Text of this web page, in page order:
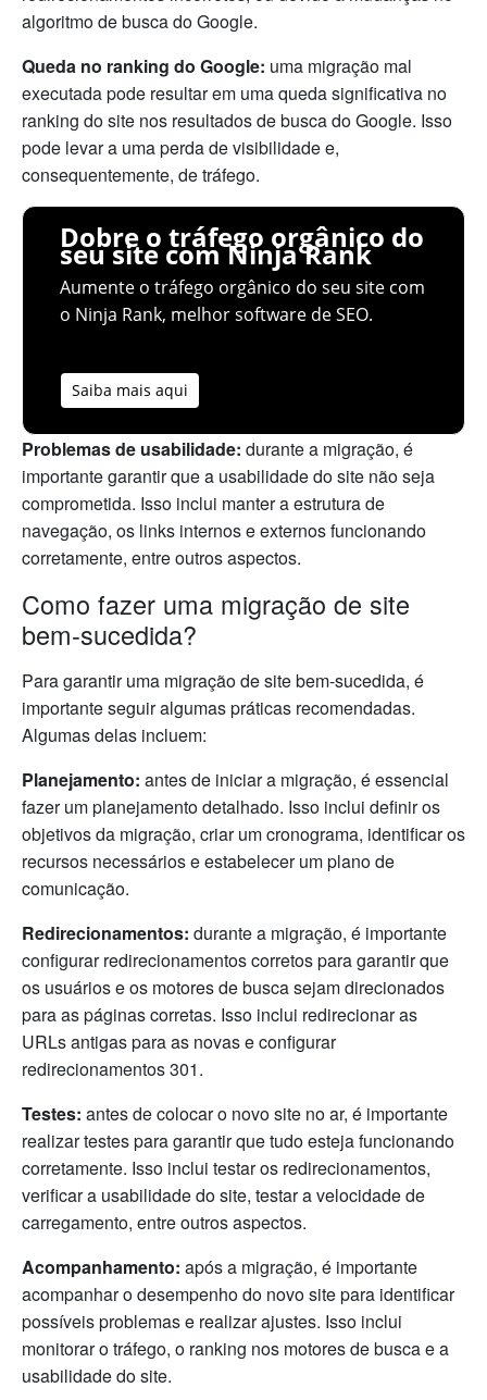
algoritmo de busca do Google.
Queda no ranking do Google: uma migração mal
executada pode resultar em uma queda significativa no
ranking do site nos resultados de busca do Google. Isso
pode levar a uma perda de visibilidade e,
consequentemente, de tráfego.
Dobre o tráfego orgânico do
seu site com Ninja Rank
Aumente o tráfego orgânico do seu site com
o Ninja Rank, melhor software de SEO.
Saiba mais aqui
Problemas de usabilidade: durante a migração, é
importante garantir que a usabilidade do site não seja
comprometida. Isso inclui manter a estrutura de
navegação, os links internos e externos funcionando
corretamente, entre outros aspectos.
Como fazer uma migração de site
bem-sucedida?
Para garantir uma migração de site bem-sucedida, é
importante seguir algumas práticas recomendadas.
Algumas delas incluem:
Planejamento: antes de iniciar a migração, é essencial
fazer um planejamento detalhado. Isso inclui definir os
objetivos da migração, criar um cronograma, identificar os
recursos necessários e estabelecer um plano de
comunicação.
Redirecionamentos: durante a migração, é importante
configurar redirecionamentos corretos para garantir que
os usuários e os motores de busca sejam direcionados
para as páginas corretas. Isso inclui redirecionar as
URLs antigas para as novas e configurar
redirecionamentos 301.
Testes: antes de colocar o novo site no ar, é importante
realizar testes para garantir que tudo esteja funcionando
corretamente. Isso inclui testar os redirecionamentos,
verificar a usabilidade do site, testar a velocidade de
carregamento, entre outros aspectos.
Acompanhamento: após a migração, é importante
acompanhar o desempenho do novo site para identificar
possíveis problemas e realizar ajustes. Isso inclui
monitorar o tráfego, o ranking nos motores de busca e a
usabilidade do site.